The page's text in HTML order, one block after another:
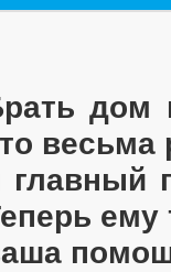
дом
весьма
главный
ему